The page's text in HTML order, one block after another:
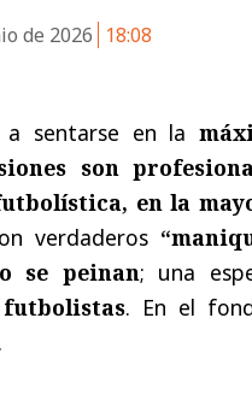
de 2026 18:08
a sentarse en la
son
en la
verdaderos
se peinan; una
. En el
.